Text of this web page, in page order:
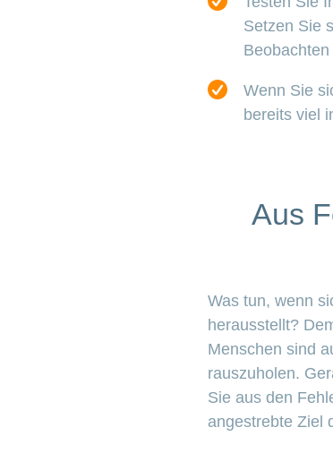
Setzen Sie
Wenn Sie
bereits viel
Aus
Was tun, wenn
herausstellt?
Menschen sind
rauszuholen.
Sie aus den
angestrebte Ziel